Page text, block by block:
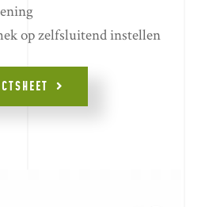
op zelfsluitend instellen